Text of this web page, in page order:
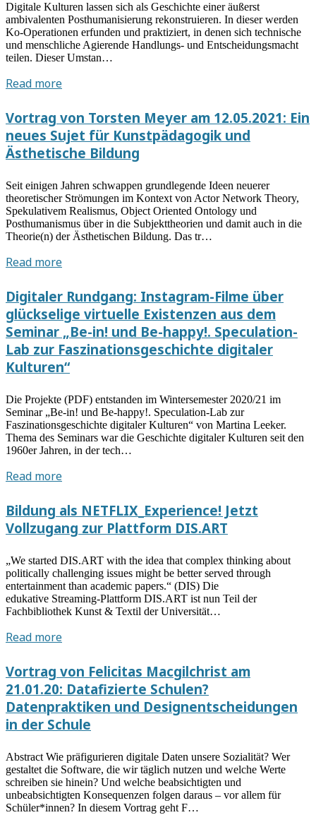
Digitale Kulturen lassen sich als Geschichte einer äußerst
ambivalenten Posthumanisierung rekonstruieren. In dieser werden
Ko-Operationen erfunden und praktiziert, in denen sich technische
und menschliche Agierende Handlungs- und Entscheidungsmacht
teilen. Dieser Umstan…
Read moreVortrag
Martina
Leeker
am
22.06.2021:
in
digitalen
Kulturen.
Mit
umgehen
Vortrag von Torsten Meyer am 12.05.2021: Ein
neues Sujet für Kunstpädagogik und
Ästhetische Bildung
Seit einigen Jahren schwappen grundlegende Ideen neuerer
theoretischer Strömungen im Kontext von Actor Network Theory,
Spekulativem Realismus, Object Oriented Ontology und
Posthumanismus über in die Subjekttheorien und damit auch in die
Theorie(n) der Ästhetischen Bildung. Das tr…
Read moreVortrag
Torsten
Meyer
am
12.05.2021:
Ein
neues
für
Kunstpädagogik
und
Ästhetische
Digitaler Rundgang: Instagram-Filme über
glückselige virtuelle Existenzen aus dem
Seminar „Be-in! und Be-happy!. Speculation-
Lab zur Faszinationsgeschichte digitaler
Kulturen“
Die Projekte (PDF) entstanden im Wintersemester 2020/21 im
Seminar „Be-in! und Be-happy!. Speculation-Lab zur
Faszinationsgeschichte digitaler Kulturen“ von Martina Leeker.
Thema des Seminars war die Geschichte digitaler Kulturen seit den
1960er Jahren, in der tech…
Read moreDigitaler
Instagram-
Filme
über
glückselige
virtuelle
Existenzen
aus
dem
„Be-
und
Be-
happy!.
Speculation-
zur
Faszinationsgeschichte
digitaler
Kulturen“
Bildung als NETFLIX_Experience! Jetzt
Vollzugang zur Plattform DIS.ART
„We started DIS.ART with the idea that complex thinking about
politically challenging issues might be better served through
entertainment than academic papers.“ (DIS) Die
edukative Streaming-Plattform DIS.ART ist nun Teil der
Fachbibliothek Kunst & Textil der Universität…
Read moreBildung
NETFLIX_Experience!
Jetzt
Vollzugang
zur
Plattform
Vortrag von Felicitas Macgilchrist am
21.01.20: Datafizierte Schulen?
Datenpraktiken und Designentscheidungen
in der Schule
Abstract Wie präfigurieren digitale Daten unsere Sozialität? Wer
gestaltet die Software, die wir täglich nutzen und welche Werte
schreiben sie hinein? Und welche beabsichtigten und
unbeabsichtigten Konsequenzen folgen daraus – vor allem für
Schüler*innen? In diesem Vortrag geht F…